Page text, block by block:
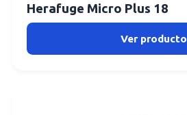
Herafuge Micro Plus 18
Ver producto